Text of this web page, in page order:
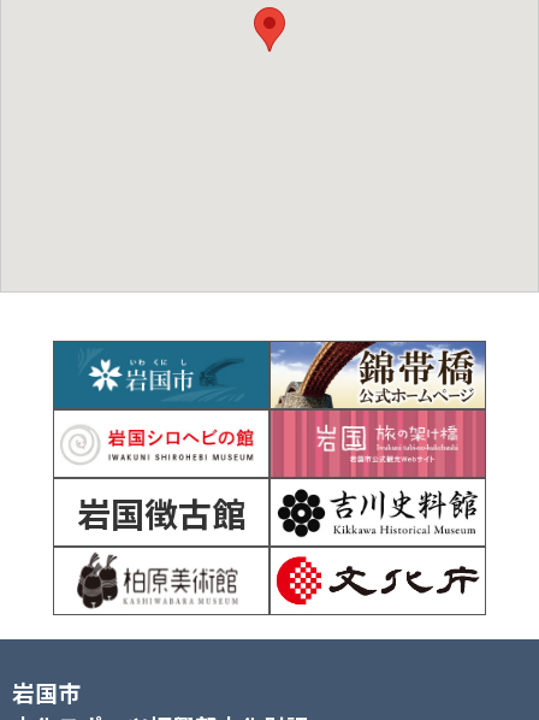
岩国徴古館
岩国市